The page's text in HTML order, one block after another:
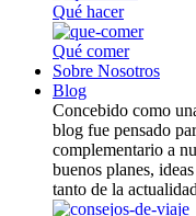
Qué hacer
Qué comer
Sobre Nosotros
Blog
Concebido como
blog fue pensado
complementario a
buenos planes,
tanto de la